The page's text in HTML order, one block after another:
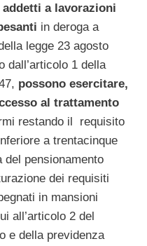
addetti a lavorazioni
in deroga a
legge 23 agosto
dall’articolo 1 della
possono esercitare,
al trattamento
restando il requisito
a trentacinque
del pensionamento
dei requisiti
in mansioni
all’articolo 2 del
e della previdenza